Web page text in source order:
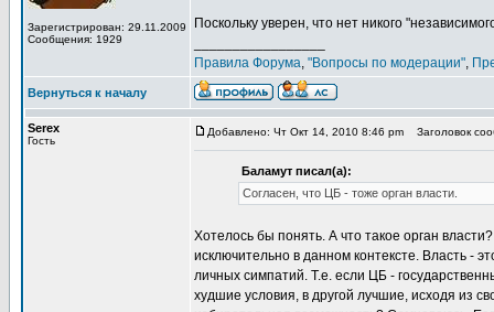
Зарегистрирован: 29.11.2009
Сообщения: 1929
Поскольку уверен, что нет никого
Правила Форума, "Вопросы по модерации",
Вернуться к началу
Serex
Гость
Добавлено: Чт Окт 14, 2010 8:46 pm Заголовок
Баламут писал(а):
Согласен, что ЦБ - тоже орган власти.
Хотелось бы понять. А что такое орган
исключительно в данном контексте. Власть -
личных симпатий. Т.е. если ЦБ -
худшие условия, в другой лучшие, исходя из